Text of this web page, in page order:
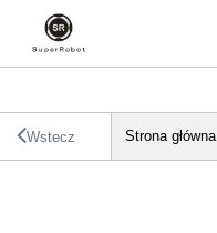
Wstecz Strona główna